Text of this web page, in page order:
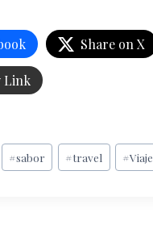
Share on X
Link
#sabor #travel #Viaje